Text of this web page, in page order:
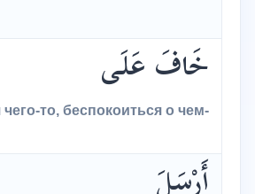
خَافَ عَلَى
чего-то, беспокоиться о чем-